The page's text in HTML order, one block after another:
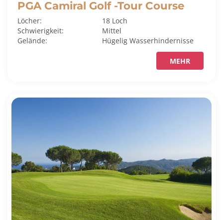
PGA Camiral Golf -Tour Course
Löcher:
18 Loch
Schwierigkeit:
Mittel
Gelände:
HügeligWasserhindernisse
MEHR